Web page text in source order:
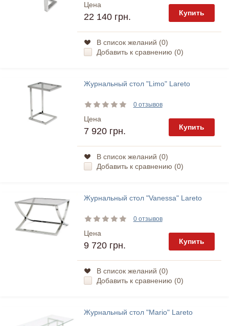
Цена
22 140 грн. Купить
В список желаний (0)
Добавить к сравнению (0)
Журнальный стол "Limo" Lareto
0 отзывов
Цена
7 920 грн. Купить
В список желаний (0)
Добавить к сравнению (0)
Журнальный стол "Vanessa" Lareto
0 отзывов
Цена
9 720 грн. Купить
В список желаний (0)
Добавить к сравнению (0)
Журнальный стол "Mario" Lareto